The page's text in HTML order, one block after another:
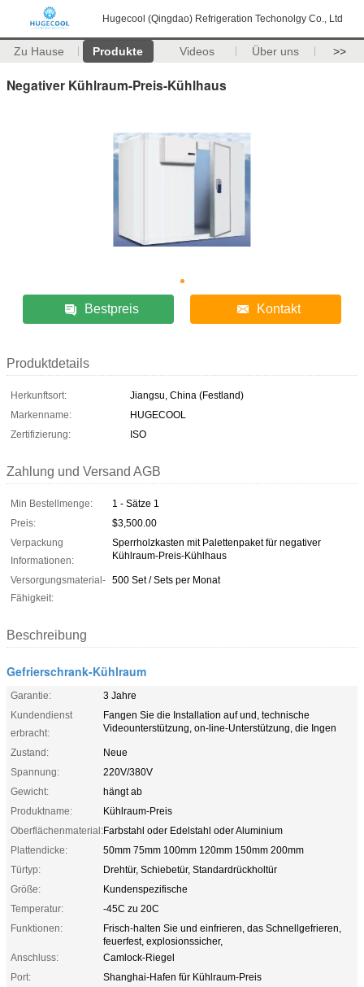
Hugecool (Qingdao) Refrigeration Techonolgy Co., Ltd
Zu Hause Produkte Videos Über uns >>
Negativer Kühlraum-Preis-Kühlhaus
Bestpreis Kontakt
Produktdetails
Herkunftsort:
Jiangsu, China (Festland)
Markenname:
HUGECOOL
Zertifizierung:
ISO
Zahlung und Versand AGB
Min Bestellmenge:
1 - Sätze 1
Preis:
$3,500.00
Verpackung
Informationen:
Sperrholzkasten mit Palettenpaket für negativer
Kühlraum-Preis-Kühlhaus
Versorgungsmaterial-
Fähigkeit:
500 Set / Sets per Monat
Beschreibung
Gefrierschrank-Kühlraum
Garantie:
3 Jahre
Kundendienst
erbracht:
Fangen Sie die Installation auf und, technische
Videounterstützung, on-line-Unterstützung, die Ingen
Zustand:
Neue
Spannung:
220V/380V
Gewicht:
hängt ab
Produktname:
Kühlraum-Preis
Oberflächenmaterial:Farbstahl oder Edelstahl oder Aluminium
Plattendicke:
50mm 75mm 100mm 120mm 150mm 200mm
Türtyp:
Drehtür, Schiebetür, Standardrückholtür
Größe:
Kundenspezifische
Temperatur:
-45C zu 20C
Funktionen:
Frisch-halten Sie und einfrieren, das Schnellgefrieren,
feuerfest, explosionssicher,
Anschluss:
Camlock-Riegel
Port:
Shanghai-Hafen für Kühlraum-Preis